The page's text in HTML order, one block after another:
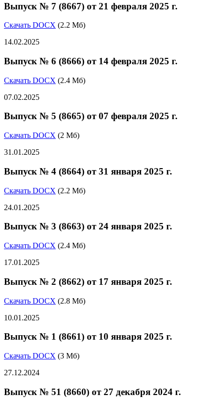
Выпуск № 7 (8667) от 21 февраля 2025 г.
Скачать DOCX (2.2 Мб)
14.02.2025
Выпуск № 6 (8666) от 14 февраля 2025 г.
Скачать DOCX (2.4 Мб)
07.02.2025
Выпуск № 5 (8665) от 07 февраля 2025 г.
Скачать DOCX (2 Мб)
31.01.2025
Выпуск № 4 (8664) от 31 января 2025 г.
Скачать DOCX (2.2 Мб)
24.01.2025
Выпуск № 3 (8663) от 24 января 2025 г.
Скачать DOCX (2.4 Мб)
17.01.2025
Выпуск № 2 (8662) от 17 января 2025 г.
Скачать DOCX (2.8 Мб)
10.01.2025
Выпуск № 1 (8661) от 10 января 2025 г.
Скачать DOCX (3 Мб)
27.12.2024
Выпуск № 51 (8660) от 27 декабря 2024 г.